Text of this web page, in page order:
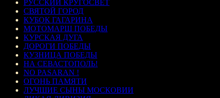
РУССКИЙ КРУГОСВЕТ
СВЯТОЙ ГОРОД
КУБОК ГАГАРИНА
МОТОМАРШ ПОБЕДЫ
КУРСКАЯ ДУГА
ДОРОГИ ПОБЕДЫ
КУЗНИЦА ПОБЕДЫ
НА СЕВАСТОПОЛЬ!
NO PASARAN !
ОГОНЬ ПАМЯТИ
ЛУЧШИЕ СЫНЫ МОСКОВИИ